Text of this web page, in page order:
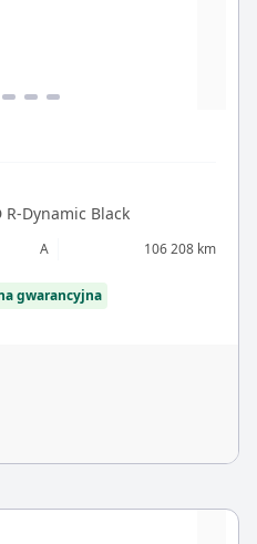
R-Dynamic Black
A 106 208 km
gwarancyjna